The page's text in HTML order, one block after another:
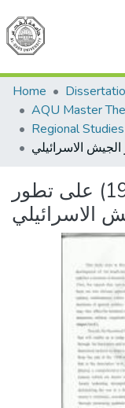
Home
أثر حرب سيناء (1956) على تطور
الاسرائيلي